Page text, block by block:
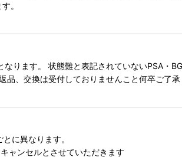
。
ります。 状態難と表記されていないPSA・
、交換は受付しておりませんこと何卒ご了承
に異なります。
ャンセルとさせていただきます